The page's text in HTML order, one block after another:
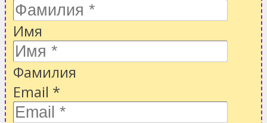
Имя
Фамилия
Email *